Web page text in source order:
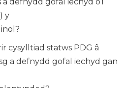
y
cysylltiad statws PDG â
a defnydd gofal iechyd gan